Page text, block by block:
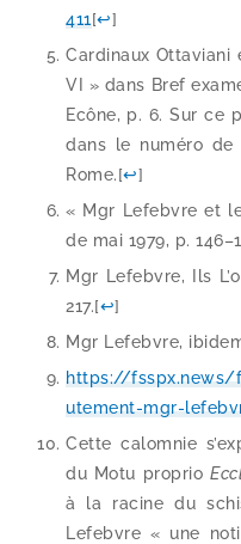
411[↩]
Cardinaux Ottaviani
VI » dans Bref
Ecône, p. 6. Sur ce
dans le numé­ro de
Rome.[↩]
« Mgr Lefebvre et
de mai 1979, p.
Mgr Lefebvre, Ils
217.[↩]
Mgr Lefebvre,
https://​
u​t​e​m​e​n​t​-​m​g​r​-​
Cette calom­nie
du Motu pro­prio
à la racine du
Lefebvre « une